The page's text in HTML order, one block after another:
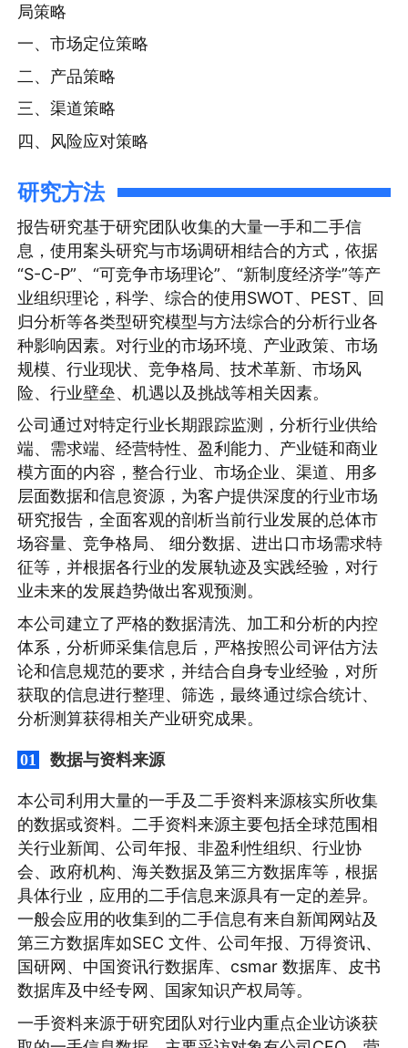
局策略
一、市场定位策略
二、产品策略
三、渠道策略
四、风险应对策略
研究方法
报告研究基于研究团队收集的大量一手和二手信
息，使用案头研究与市场调研相结合的方式，依据
“S-C-P”、“可竞争市场理论”、“新制度经济学”等产
业组织理论，科学、综合的使用SWOT、PEST、回
归分析等各类型研究模型与方法综合的分析行业各
种影响因素。对行业的市场环境、产业政策、市场
规模、行业现状、竞争格局、技术革新、市场风
险、行业壁垒、机遇以及挑战等相关因素。
公司通过对特定行业长期跟踪监测，分析行业供给
端、需求端、经营特性、盈利能力、产业链和商业
模方面的内容，整合行业、市场企业、渠道、用多
层面数据和信息资源，为客户提供深度的行业市场
研究报告，全面客观的剖析当前行业发展的总体市
场容量、竞争格局、 细分数据、进出口市场需求特
征等，并根据各行业的发展轨迹及实践经验，对行
业未来的发展趋势做出客观预测。
本公司建立了严格的数据清洗、加工和分析的内控
体系，分析师采集信息后，严格按照公司评估方法
论和信息规范的要求，并结合自身专业经验，对所
获取的信息进行整理、筛选，最终通过综合统计、
分析测算获得相关产业研究成果。
01 数据与资料来源
本公司利用大量的一手及二手资料来源核实所收集
的数据或资料。二手资料来源主要包括全球范围相
关行业新闻、公司年报、非盈利性组织、行业协
会、政府机构、海关数据及第三方数据库等，根据
具体行业，应用的二手信息来源具有一定的差异。
一般会应用的收集到的二手信息有来自新闻网站及
第三方数据库如SEC 文件、公司年报、万得资讯、
国研网、中国资讯行数据库、csmar 数据库、皮书
数据库及中经专网、国家知识产权局等。
一手资料来源于研究团队对行业内重点企业访谈获